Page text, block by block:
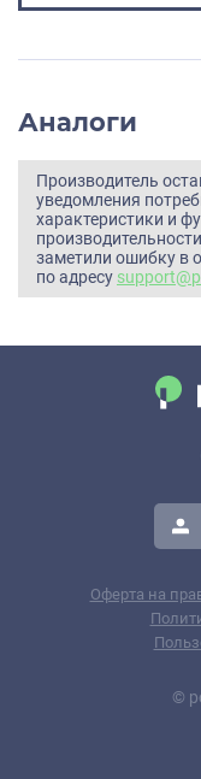
Аналоги
Производитель
уведомления
характеристики и
заметили ошибку в
по адресу
Оферта на
©